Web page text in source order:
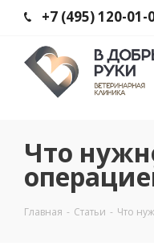
+7 (495) 120-01-
Что
Главная - Статьи - Что